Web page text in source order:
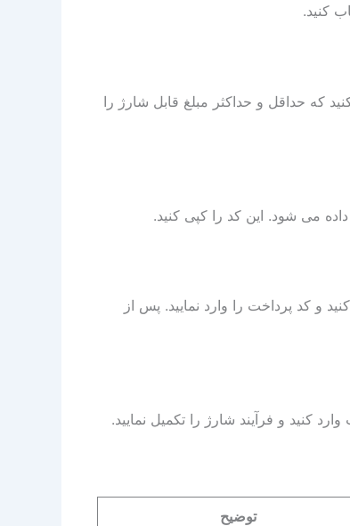
کنید.
که حداقل و حداکثر مبلغ قابل شارژ را
می شود. این کد را کپی کنید.
و کد پرداخت را وارد نمایید. پس از
کنید و فرآیند شارژ را تکمیل نمایید.
توضیح